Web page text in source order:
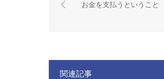
お金を支払うということ
関連記事